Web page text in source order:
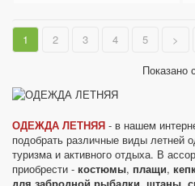
ОДЕЖДА ЛЕТНЯЯ - в нашем
подобрать различные виды летней
туризма и активного отдыха. В
приобрести - костюмы, плащи,
для забродной рыбалки, штаны,
1 2 3 4 5 >
Показано